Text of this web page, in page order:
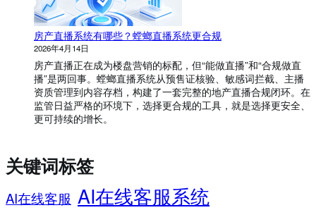
房产直播系统有哪些？螳螂直播系统更合规
2026年4月14日
房产直播正在成为楼盘营销的标配，但“能做直播”和“合规做直
播”是两回事。螳螂直播系统从预售证核验、敏感词拦截、主播
资质管理到内容存档，构建了一套完整的地产直播合规闭环。在
监管日益严格的环境下，选择更合规的工具，就是选择更安全、
更可持续的增长。
关键词标签
AI在线客服 AI在线客服系统